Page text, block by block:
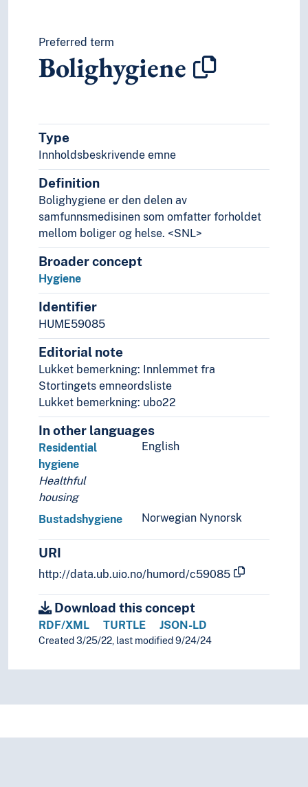
Psykologi
Realfag
Religionsvitenskap
Språk
Tid i enheter, stadier og perioder
Preferred term
Bolighygiene
Type
Innholdsbeskrivende emne
Definition
Bolighygiene er den delen av
samfunnsmedisinen som omfatter forholdet
mellom boliger og helse. <SNL>
Broader concept
Hygiene
Identifier
HUME59085
Editorial note
Lukket bemerkning: Innlemmet fra
Stortingets emneordsliste
Lukket bemerkning: ubo22
In other languages
English
Residential
hygiene
Healthful
housing
Norwegian Nynorsk
Bustadshygiene
URI
http://data.ub.uio.no/humord/c59085
Download this concept
RDF/XML TURTLE JSON-LD
Created 3/25/22, last modified 9/24/24